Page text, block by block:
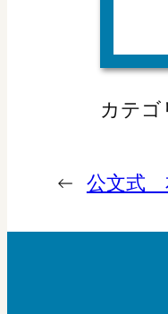
カテゴ
← 公文式